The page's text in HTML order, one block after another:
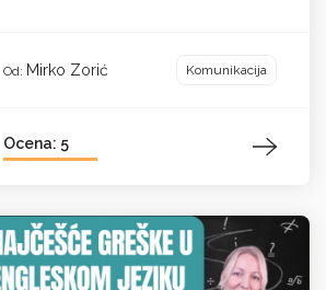
Od: Mirko Zorić Komunikacija
Ocena: 5